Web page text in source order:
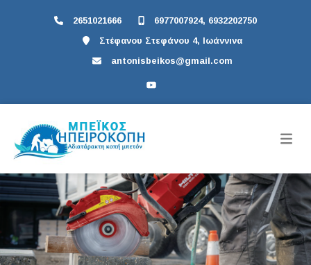
2651021666
6977007924, 6932202750
Στέφανου Στεφάνου 4, Ιωάννινα
antonisbeikos@gmail.com